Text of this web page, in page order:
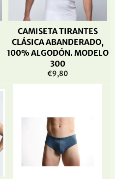
CAMISETA TIRANTES
CLÁSICA ABANDERADO,
100% ALGODÓN. MODELO
300
Precio
habitual
€9,80